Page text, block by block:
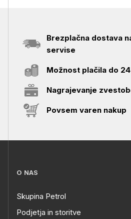
Brezplačna dostava
servise
Možnost plačila do
Nagrajevanje
Povsem varen nakup
O NAS
Skupina Petrol
Podjetja in storitve